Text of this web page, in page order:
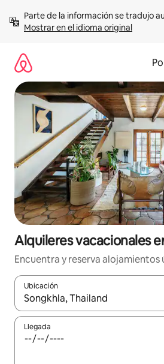
contenidoMostrar en el idioma original
Alquileres vacacionales
Encuentra y reserva alojamientos
Ubicación
Cuando los resultados estén
Llegada